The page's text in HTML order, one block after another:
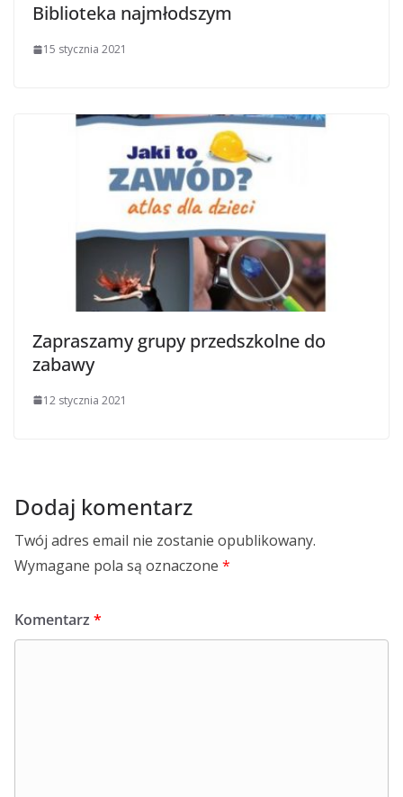
Biblioteka najmłodszym
15 stycznia 2021
Zapraszamy grupy przedszkolne do
zabawy
12 stycznia 2021
Dodaj komentarz
Twój adres email nie zostanie opublikowany.
Wymagane pola są oznaczone *
Komentarz *